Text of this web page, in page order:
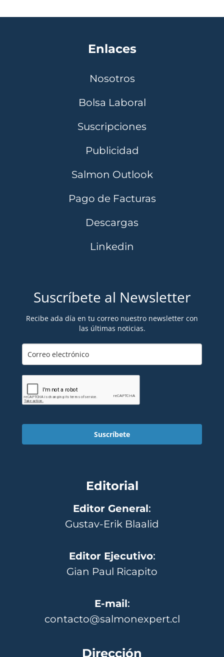
Enlaces
Nosotros
Bolsa Laboral
Suscripciones
Publicidad
Salmon Outlook
Pago de Facturas
Descargas
Linkedin
Suscríbete al Newsletter
Recibe ada día en tu correo nuestro newsletter con
las últimas noticias.
Suscríbete
Editorial
Editor General:
Gustav-Erik Blaalid
Editor Ejecutivo:
Gian Paul Ricapito
E-mail:
contacto@salmonexpert.cl
Dirección